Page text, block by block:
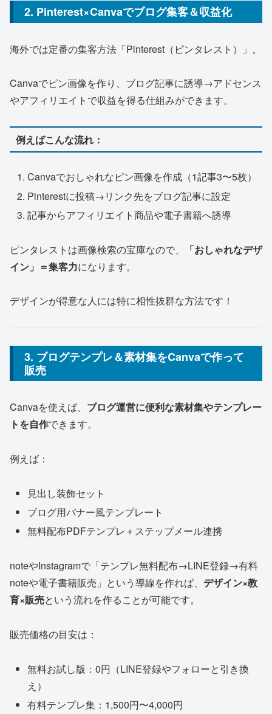
2. Pinterest×Canvaでブログ集客＆収益化
海外では定番の集客方法「Pinterest（ピンタレスト）」。
Canvaでピン画像を作り、ブログ記事に誘導→アドセンス
やアフィリエイトで収益を得る仕組みができます。
例えばこんな流れ：
Canvaでおしゃれなピン画像を作成（1記事3〜5枚）
Pinterestに投稿→リンク先をブログ記事に設定
記事からアフィリエイト商品や電子書籍へ誘導
ピンタレストは画像検索の宝庫なので、
「おしゃれなデザ
イン」＝集客力になります。
デザインが得意な人には特に相性抜群な方法です！
3. ブログテンプレ＆素材集をCanvaで作って
販売
Canvaを使えば、 ブログ運営に便利な素材集やテンプレー
トを自作できます。
例えば：
見出し装飾セット
ブログ用バナー風テンプレート
無料配布PDFテンプレ＋ステップメール連携
noteやInstagramで「テンプレ無料配布→LINE登録→有料
noteや電子書籍販売」という導線を作れば、 デザイン×教
育×販売という流れを作ることが可能です。
販売価格の目安は：
無料お試し版：0円（LINE登録やフォローと引き換
え）
有料テンプレ集：1,500円〜4,000円